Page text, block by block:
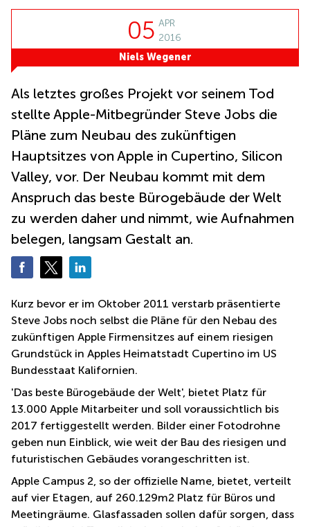
mieten
Köln
Büro
mieten
Essen
Büro
mieten
Hannover
Seminarraum
Düsseldorf
Büro
mieten
Neuss
Büro
mieten
Büro
mieten
Berlin
Mitte
mieten
Dortmund
Tagungsraum
München
Büro
Mannheim
mieten
Büro
mieten
Berlin
Bahnhofstrasse
8 Hannover
Speditionstraße
21 Regus
Düsseldorf
Arcus
Park
Torgauer
Str.
Mainzer
Landstraße
69
Europaplatz
2 Berlin
Regus
Frankfurter
Str. 720-
Hohenstaufenring
62 Köln
Erna-
Scheffler-
Str. 1A
Köln
Hohenzollernring
57 Koln
05 APR
2016
Niels Wegener
Als letztes großes Projekt vor seinem Tod
stellte Apple-Mitbegründer Steve Jobs die
Pläne zum Neubau des zukünftigen
Hauptsitzes von Apple in Cupertino, Silicon
Valley, vor. Der Neubau kommt mit dem
Anspruch das beste Bürogebäude der Welt
zu werden daher und nimmt, wie Aufnahmen
belegen, langsam Gestalt an.
Kurz bevor er im Oktober 2011 verstarb präsentierte
Steve Jobs noch selbst die Pläne für den Nebau des
zukünftigen Apple Firmensitzes auf einem riesigen
Grundstück in Apples Heimatstadt Cupertino im US
Bundesstaat Kalifornien.
'Das beste Bürogebäude der Welt', bietet Platz für
13.000 Apple Mitarbeiter und soll voraussichtlich bis
2017 fertiggestellt werden. Bilder einer Fotodrohne
geben nun Einblick, wie weit der Bau des riesigen und
futuristischen Gebäudes vorangeschritten ist.
Apple Campus 2, so der offizielle Name, bietet, verteilt
auf vier Etagen, auf 260.129m2 Platz für Büros und
Meetingräume. Glasfassaden sollen dafür sorgen, dass